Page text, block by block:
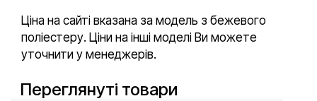
Ціна на сайті вказана за модель з бежевого
поліестеру. Ціни на інші моделі Ви можете
уточнити у менеджерів.
Переглянуті товари